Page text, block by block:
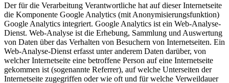
Der für die Verarbeitung Verantwortliche hat auf dieser Internetseite
die Komponente Google Analytics (mit Anonymisierungsfunktion)
Google Analytics integriert. Google Analytics ist ein Web-Analyse-
Dienst. Web-Analyse ist die Erhebung, Sammlung und Auswertung
von Daten über das Verhalten von Besuchern von Internetseiten. Ein
Web-Analyse-Dienst erfasst unter anderem Daten darüber, von
welcher Internetseite eine betroffene Person auf eine Internetseite
gekommen ist (sogenannte Referrer), auf welche Unterseiten der
Internetseite zugegriffen oder wie oft und für welche Verweildauer